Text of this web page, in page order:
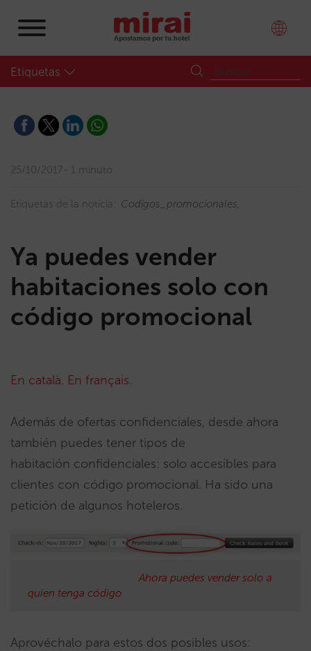
Etiquetas
25/10/2017 1 minuto
Etiquetas de la noticia: Codigos_promocionales
Ya puedes vender
habitaciones solo con
código promocional
En català. En français.
Además de ofertas confidenciales, desde ahora
también puedes tener tipos de
habitación confidenciales: solo accesibles para
clientes con código promocional. Ha sido una
petición de algunos hoteleros.
Ahora puedes vender solo a
quien tenga código
Aprovéchalo para estos dos posibles usos: